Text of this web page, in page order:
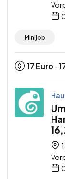
Minijob
17Euro -